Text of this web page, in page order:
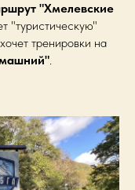
"Хмелевские
"туристическую"
тренировки на
.